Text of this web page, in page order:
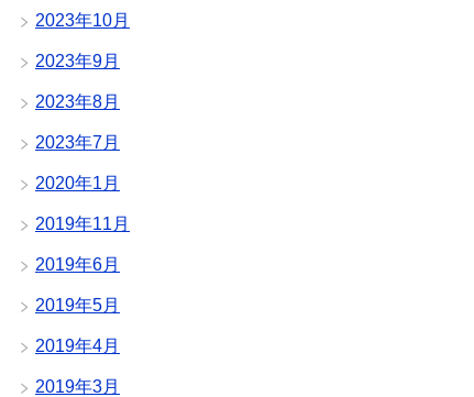
2023年10月
2023年9月
2023年8月
2023年7月
2020年1月
2019年11月
2019年6月
2019年5月
2019年4月
2019年3月